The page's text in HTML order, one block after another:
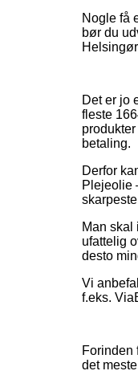
Nogle få
bør du
Det er jo
fleste
betaling.
Derfor
Plejeolie
Man skal
ufattelig
desto
Vi
f.eks.
Forinden
det